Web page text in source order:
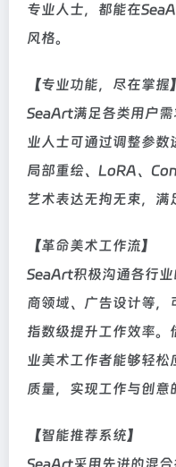
专业人士，都能在
风格。
【专业功能，尽在掌握】
SeaArt满足各类用户
业人士可通过调整参数
局部重绘、LoRA、
艺术表达无拘无束，满
【革命美术工作流】
SeaArt积极沟通各行
商领域、广告设计等，
指数级提升工作效率
业美术工作者能够轻
质量，实现工作与创意
【智能推荐系统】